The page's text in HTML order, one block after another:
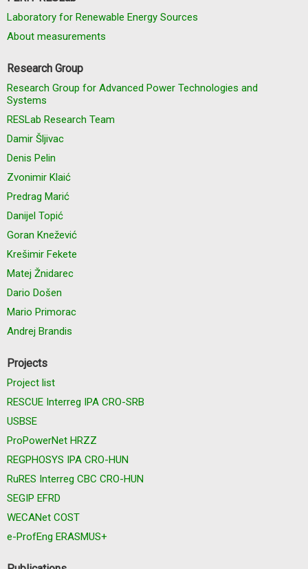
Laboratory for Renewable Energy Sources
About measurements
Research Group
Research Group for Advanced Power Technologies and
Systems
RESLab Research Team
Damir Šljivac
Denis Pelin
Zvonimir Klaić
Predrag Marić
Danijel Topić
Goran Knežević
Krešimir Fekete
Matej Žnidarec
Dario Došen
Mario Primorac
Andrej Brandis
Projects
Project list
RESCUE Interreg IPA CRO-SRB
USBSE
ProPowerNet HRZZ
REGPHOSYS IPA CRO-HUN
RuRES Interreg CBC CRO-HUN
SEGIP EFRD
WECANet COST
e-ProfEng ERASMUS+